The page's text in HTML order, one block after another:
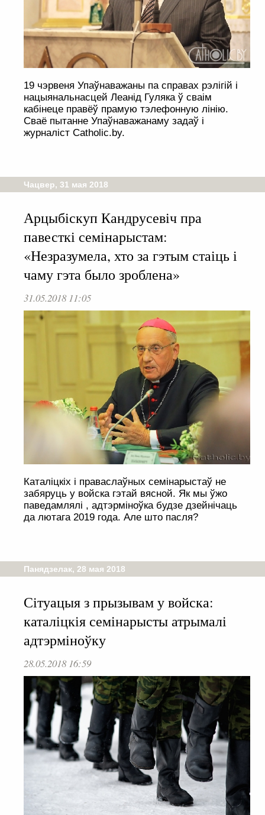
19 чэрвеня Упаўнаважаны па справах рэлігій і
нацыянальнасцей Леанід Гуляка ў сваім
кабінеце правёў прамую тэлефонную лінію.
Сваё пытанне Упаўнаважанаму задаў і
журналіст Catholic.by.
Чацвер, 31 мая 2018
Арцыбіскуп Кандрусевіч пра
павесткі семінарыстам:
«Незразумела, хто за гэтым стаіць і
чаму гэта было зроблена»
31.05.2018 11:05
Каталіцкіх і праваслаўных семінарыстаў не
забяруць у войска гэтай вясной. Як мы ўжо
паведамлялі , адтэрміноўка будзе дзейнічаць
да лютага 2019 года. Але што пасля?
Панядзелак, 28 мая 2018
Сітуацыя з прызывам у войска:
каталіцкія семінарысты атрымалі
адтэрміноўку
28.05.2018 16:59